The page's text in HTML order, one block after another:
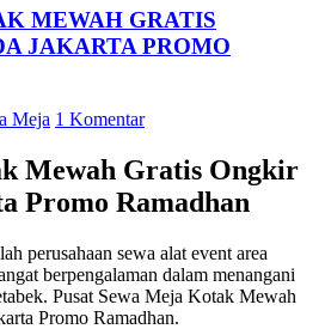
MEWAH GRATIS
JAKARTA PROMO
Meja 1 Komentar
Mewah Gratis Ongkir
Promo Ramadhan
perusahaan sewa alat event area
berpengalaman dalam menangani
Pusat Sewa Meja Kotak Mewah
Promo Ramadhan.